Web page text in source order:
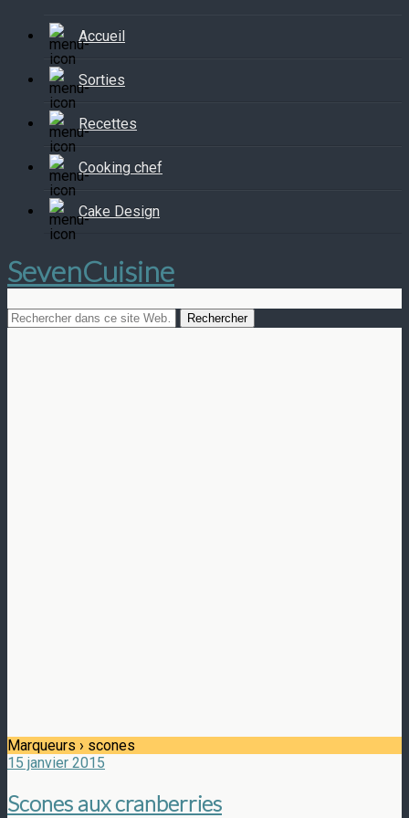
Accueil
Sorties
Recettes
Cooking chef
Cake Design
SevenCuisine
Marqueurs › scones
15 janvier 2015
Scones aux cranberries